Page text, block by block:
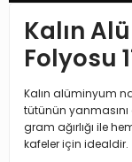
Kalın
Folyosu
Kalın alüminyum
tütünün yanmasını
gram ağırlığı ile
kafeler için idealdir.